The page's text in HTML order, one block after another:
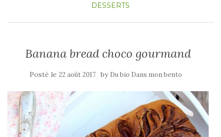
DESSERTS
Banana bread choco gourmand
Posté le 22 août 2017 by Du bio Dans mon bento